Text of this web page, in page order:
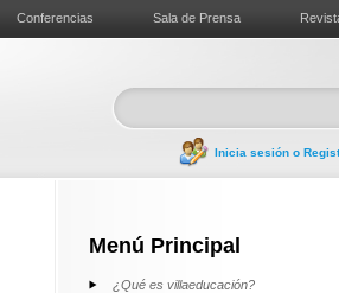
Conferencias Sala de Prensa
Inicia sesión o
Menú Principal
¿Qué es villaeducación?